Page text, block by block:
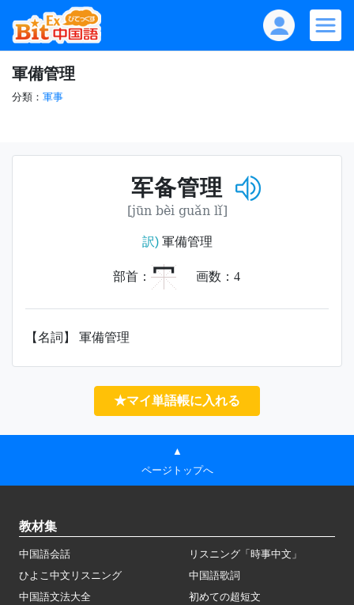
軍備管理
分類： 軍事
军备管理
[jūn bèi guǎn lǐ]
訳)軍備管理
部首： 冖 画数： 4
【名詞】 軍備管理
★マイ単語帳に入れる
▲
ページトップへ
教材集
中国語会話
リスニング「時事中文」
ひよこ中文リスニング
中国語歌詞
中国語文法大全
初めての超短文